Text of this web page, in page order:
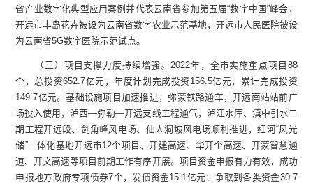
省产业数字化典型应用案例并代表云南省参加第五届“数字中国”峰会，
开远市丰岛花卉被设为云南省数字农业示范基地，开远市人民医院被设
为云南省5G数字医院示范试点。
（三）项目支撑力度持续增强。2022年，全市实施重点项目88
个，总投资652.7亿元，年度计划完成投资156.5亿元，累计完成投资
149.7亿元。基础设施项目加速推进，弥蒙铁路通车，开远南站站前广
场投入使用，泸西—弥勒—开远支线工程通气，泸江水库、滇中引水二
期工程开远段、剑角峰风电场、仙人洞坡风电场顺利推进，红河“风光
储”一体化基地开远市12个项目、开建高速、华开个高速、开蒙智慧通
道、开文高速等项目前期工作有序开展。项目资金申报有力有效，成功
申报地方政府专项债券7个，发债资金15.1亿元；争取到各类资金30.7